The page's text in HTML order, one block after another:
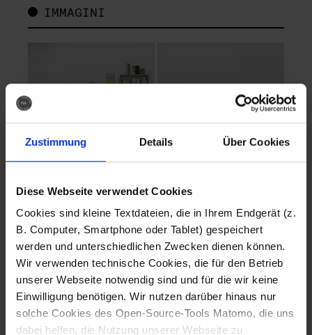
Zustimmung Details Über Cookies
Diese Webseite verwendet Cookies
Cookies sind kleine Textdateien, die in Ihrem Endgerät (z.
B. Computer, Smartphone oder Tablet) gespeichert
werden und unterschiedlichen Zwecken dienen können.
Wir verwenden technische Cookies, die für den Betrieb
unserer Webseite notwendig sind und für die wir keine
Einwilligung benötigen. Wir nutzen darüber hinaus nur
solche Cookies des Open-Source-Tools Matomo, die uns
dabei helfen, die Nutzung unserer Webseite zu
IMMAGINI
Fotografo: Lorenz
Sternbach
Download
Fotografo: Lorenz
Sternbach
Download